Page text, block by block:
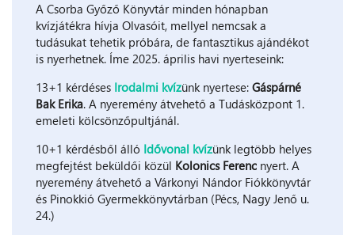
A Csorba Győző Könyvtár minden hónapban
kvízjátékra hívja Olvasóit, mellyel nemcsak a
tudásukat tehetik próbára, de fantasztikus ajándékot
is nyerhetnek. Íme 2025. április havi nyerteseink:
13+1 kérdéses Irodalmi kvízünk nyertese: Gáspárné
Bak Erika. A nyeremény átvehető a Tudásközpont 1.
emeleti kölcsönzőpultjánál.
10+1 kérdésből álló Idővonal kvízünk legtöbb helyes
megfejtést beküldői közül Kolonics Ferenc nyert. A
nyeremény átvehető a Várkonyi Nándor Fiókkönyvtár
és Pinokkió Gyermekkönyvtárban (Pécs, Nagy Jenő u.
24.)